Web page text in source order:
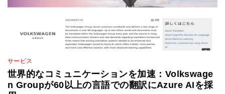
サービス
世界的なコミュニケーションを加速：Volkswage
n Groupが60以上の言語での翻訳にAzure AIを採